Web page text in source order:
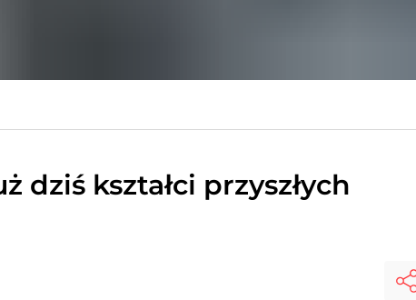
dziś kształci przyszłych